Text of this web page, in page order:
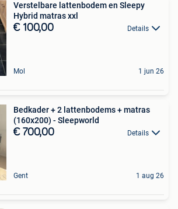
Verstelbare lattenbodem en Sleepy
Hybrid matras xxl
€ 100,00 Details
Mol 1 jun 26
Bedkader + 2 lattenbodems + matras
(160x200) - Sleepworld
€ 700,00 Details
Gent 1 aug 26